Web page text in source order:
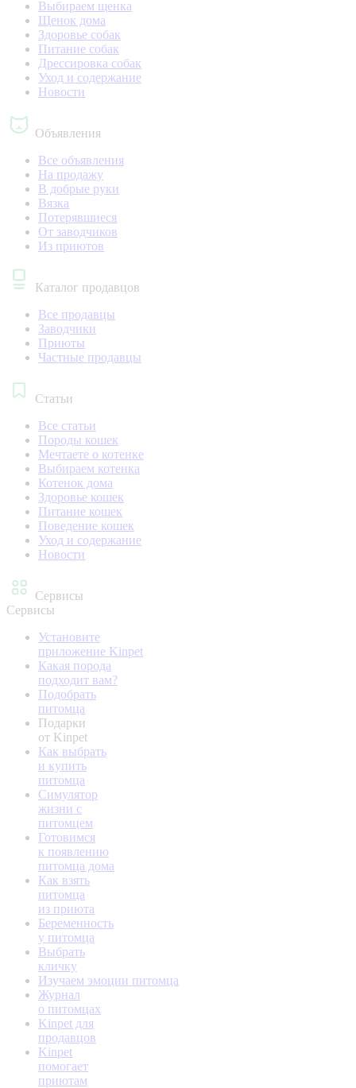
Выбираем щенка
Щенок дома
Здоровье собак
Питание собак
Дрессировка собак
Уход и содержание
Новости
Объявления
Все объявления
На продажу
В добрые руки
Вязка
Потерявшиеся
От заводчиков
Из приютов
Каталог продавцов
Все продавцы
Заводчики
Приюты
Частные продавцы
Статьи
Все статьи
Породы кошек
Мечтаете о котенке
Выбираем котенка
Котенок дома
Здоровье кошек
Питание кошек
Поведение кошек
Уход и содержание
Новости
Сервисы
Сервисы
Установите
приложение Kinpet
Какая порода
подходит вам?
Подобрать
питомца
Подарки
от Kinpet
Как выбрать
и купить
питомца
Симулятор
жизни с
питомцем
Готовимся
к появлению
питомца дома
Как взять
питомца
из приюта
Беременность
у питомца
Выбрать
кличку
Изучаем эмоции питомца
Журнал
о питомцах
Kinpet для
продавцов
Kinpet
помогает
приютам